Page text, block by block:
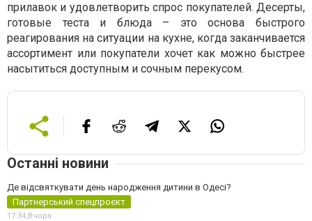
прилавок и удовлетворить спрос покупателей. Десерты,
готовые теста и блюда – это основа быстрого
реагирования на ситуации на кухне, когда заканчивается
ассортимент или покупатели хочет как можно быстрее
насытиться доступным и сочным перекусом.
Останні новини
Де відсвяткувати день народження дитини в Одесі?
Партнерський спецпроєкт
17:34,Вчора